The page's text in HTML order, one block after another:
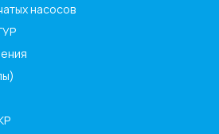
насосов